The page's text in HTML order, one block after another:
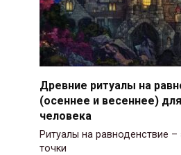
Древние ритуалы на
(осеннее и весеннее)
человека
Ритуалы на равноденствие –
точки